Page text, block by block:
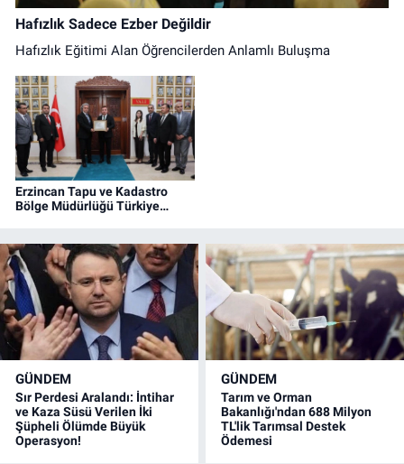
Hafızlık Sadece Ezber Değildir
Hafızlık Eğitimi Alan Öğrencilerden Anlamlı Buluşma
Erzincan Tapu ve Kadastro
Bölge Müdürlüğü Türkiye
GÜNDEM
Sır Perdesi Aralandı: İntihar
ve Kaza Süsü Verilen İki
Şüpheli Ölümde Büyük
Operasyon!
GÜNDEM
Tarım ve Orman
Bakanlığı'ndan 688 Milyon
TL'lik Tarımsal Destek
Ödemesi